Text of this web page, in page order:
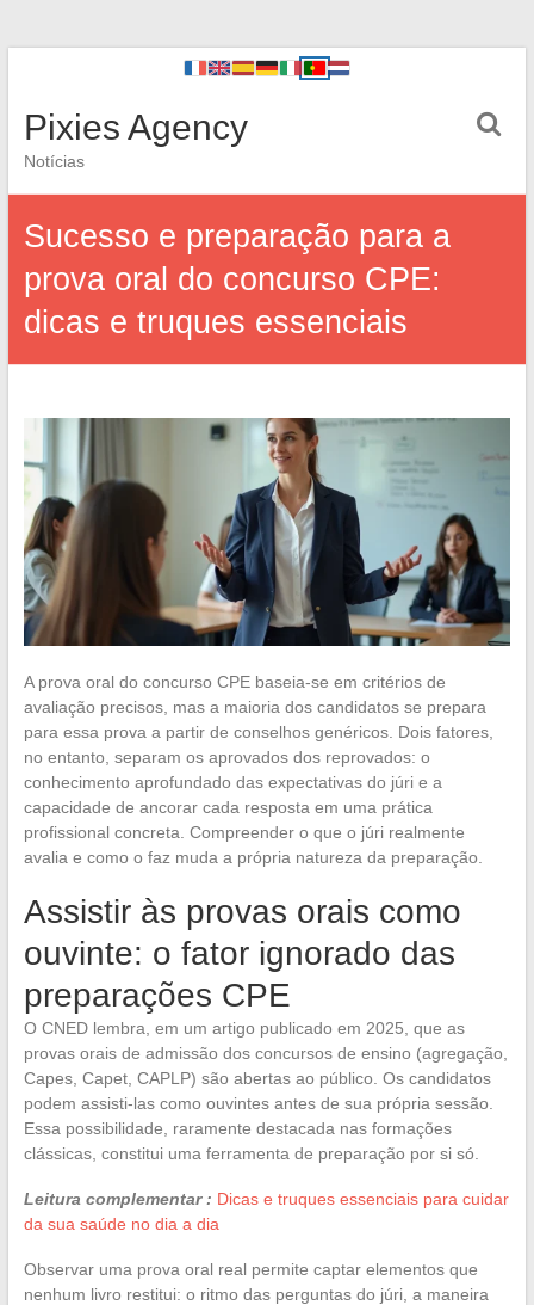
Pixies Agency
Notícias
Sucesso e preparação para a
prova oral do concurso CPE:
dicas e truques essenciais
A prova oral do concurso CPE baseia-se em critérios de
avaliação precisos, mas a maioria dos candidatos se prepara
para essa prova a partir de conselhos genéricos. Dois fatores,
no entanto, separam os aprovados dos reprovados: o
conhecimento aprofundado das expectativas do júri e a
capacidade de ancorar cada resposta em uma prática
profissional concreta. Compreender o que o júri realmente
avalia e como o faz muda a própria natureza da preparação.
Assistir às provas orais como
ouvinte: o fator ignorado das
preparações CPE
O CNED lembra, em um artigo publicado em 2025, que as
provas orais de admissão dos concursos de ensino (agregação,
Capes, Capet, CAPLP) são abertas ao público. Os candidatos
podem assisti-las como ouvintes antes de sua própria sessão.
Essa possibilidade, raramente destacada nas formações
clássicas, constitui uma ferramenta de preparação por si só.
Leitura complementar : Dicas e truques essenciais para cuidar
da sua saúde no dia a dia
Observar uma prova oral real permite captar elementos que
nenhum livro restitui: o ritmo das perguntas do júri, a maneira